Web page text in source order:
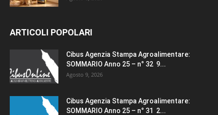
ARTICOLI POPOLARI
Cibus Agenzia Stampa Agroalimentare:
SOMMARIO Anno 25 – n° 32 9...
Agosto 9, 2026
Cibus Agenzia Stampa Agroalimentare:
SOMMARIO Anno 25 – n° 31 2...